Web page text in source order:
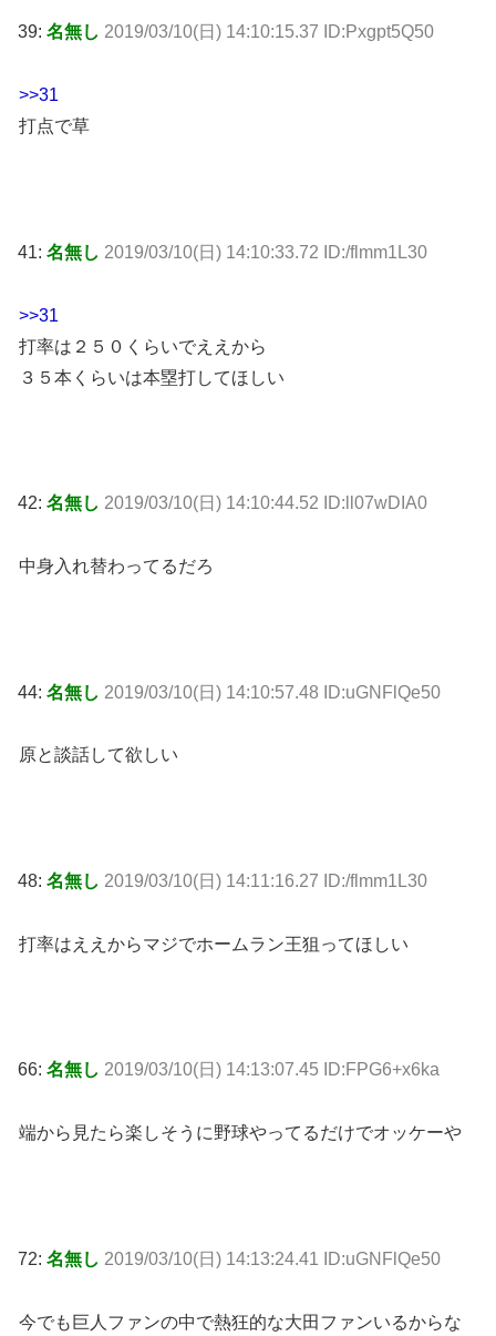
39: 名無し 2019/03/10(日) 14:10:15.37 ID:Pxgpt5Q50
>>31
打点で草
41: 名無し 2019/03/10(日) 14:10:33.72 ID:/flmm1L30
>>31
打率は２５０くらいでええから
３５本くらいは本塁打してほしい
42: 名無し 2019/03/10(日) 14:10:44.52 ID:ll07wDIA0
中身入れ替わってるだろ
44: 名無し 2019/03/10(日) 14:10:57.48 ID:uGNFlQe50
原と談話して欲しい
48: 名無し 2019/03/10(日) 14:11:16.27 ID:/flmm1L30
打率はええからマジでホームラン王狙ってほしい
66: 名無し 2019/03/10(日) 14:13:07.45 ID:FPG6+x6ka
端から見たら楽しそうに野球やってるだけでオッケーや
72: 名無し 2019/03/10(日) 14:13:24.41 ID:uGNFlQe50
今でも巨人ファンの中で熱狂的な大田ファンいるからな